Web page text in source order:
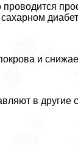
и
в другие